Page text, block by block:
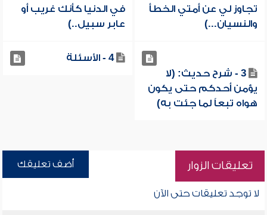
تجاوز لي عن أمتي الخطأ
والنسيان...)
في الدنيا كأنك غريب أو
عابر سبيل..)
3 - شرح حديث: (لا
يؤمن أحدكم حتى يكون
هواه تبعاً لما جئت به)
4 - الأسئلة
تعليقات الزوار أضف تعليقك
لا توجد تعليقات حتى الآن